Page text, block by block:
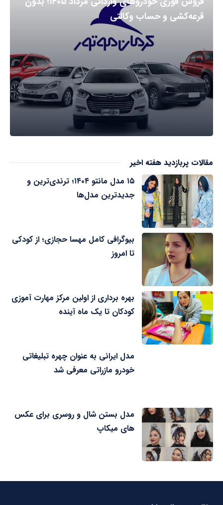
قرعه‌کشی و حساب وکالتی
مقالات پربازدید هفته اخیر
۱۵ مدل مانتو ۱۴۰۴؛ ترندی‌ترین و
جدیدترین مدل‌ها
بیوگرافی کامل مهسا حجازی؛ از کودکی
تا امروز
بهره برداری از اولین مرکز مهارت آموزی
کودکان تا یک ماه آینده
مدل ایرانی به عنوان چهره تبلیغاتی
خودرو مازراتی معرفی شد
مدل بستن شال و روسری برای عکس
های میکاپ